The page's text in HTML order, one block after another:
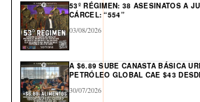
53º RÉGIMEN: 38 ASESINATOS A
CÁRCEL: “554”
03/08/2026
A $6.89 SUBE CANASTA BÁSICA
PETRÓLEO GLOBAL CAE $43
30/07/2026